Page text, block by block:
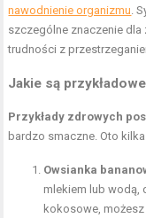
nawodnienie organizmu.
szczególne znaczenie
trudności z
Jakie są
Przykłady zdrowych
bardzo smaczne. Oto
Owsianka
mlekiem lub wodą,
kokosowe,